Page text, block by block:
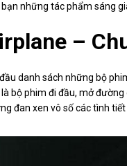
những tác phẩm sáng
–
danh sách những bộ
bộ phim đi đầu, mở
đan xen vô số các tình